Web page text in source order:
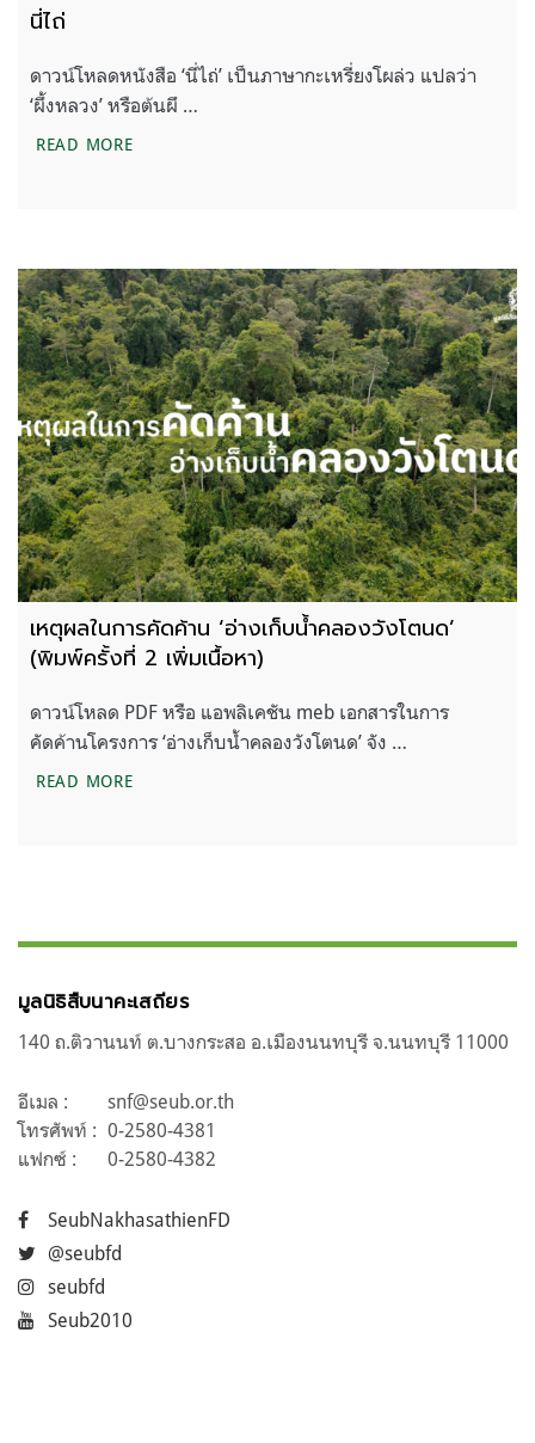
นี่ไถ่
ดาวน์โหลดหนังสือ ‘นี่ไถ่’ เป็นภาษากะเหรี่ยงโผล่ว แปลว่า
‘ผึ้งหลวง’ หรือต้นผึ …
READ MOREนี่ไถ่
เหตุผลในการคัดค้าน ‘อ่างเก็บน้ำคลองวังโตนด’
(พิมพ์ครั้งที่ 2 เพิ่มเนื้อหา)
ดาวน์โหลด PDF หรือ แอพลิเคชัน meb เอกสารในการ
คัดค้านโครงการ ‘อ่างเก็บน้ำคลองวังโตนด’ จัง …
READ MOREเหตุผลในการคัดค้าน ‘อ่างเก็บน้ำคลองวังโตนด’ (พิม
มูลนิธิสืบนาคะเสถียร
140 ถ.ติวานนท์ ต.บางกระสอ อ.เมืองนนทบุรี จ.นนทบุรี 11000
อีเมล :
snf@seub.or.th
โทรศัพท์ : 0-2580-4381
แฟกซ์ :
0-2580-4382
SeubNakhasathienFD
@seubfd
seubfd
Seub2010